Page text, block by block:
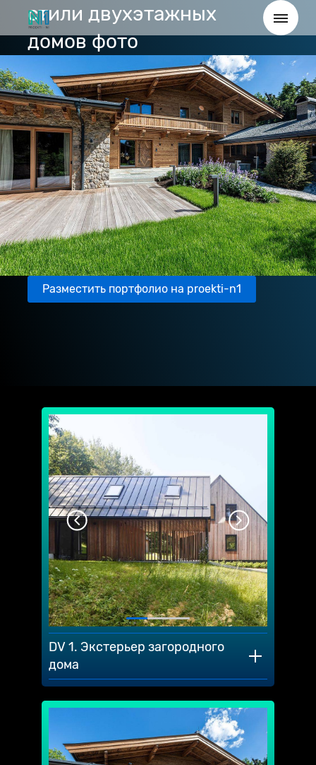
стили двухэтажных
домов фото
Разместить портфолио на proekti-n1
DV 1. Экстерьер загородного
дома